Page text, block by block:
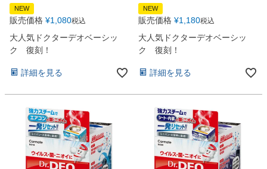
NEW
販売価格 ¥1,080税込
大人気ドクターデオベーシッ
ク 復刻！
詳細を見る
NEW
販売価格 ¥1,180税込
大人気ドクターデオベーシッ
ク 復刻！
詳細を見る